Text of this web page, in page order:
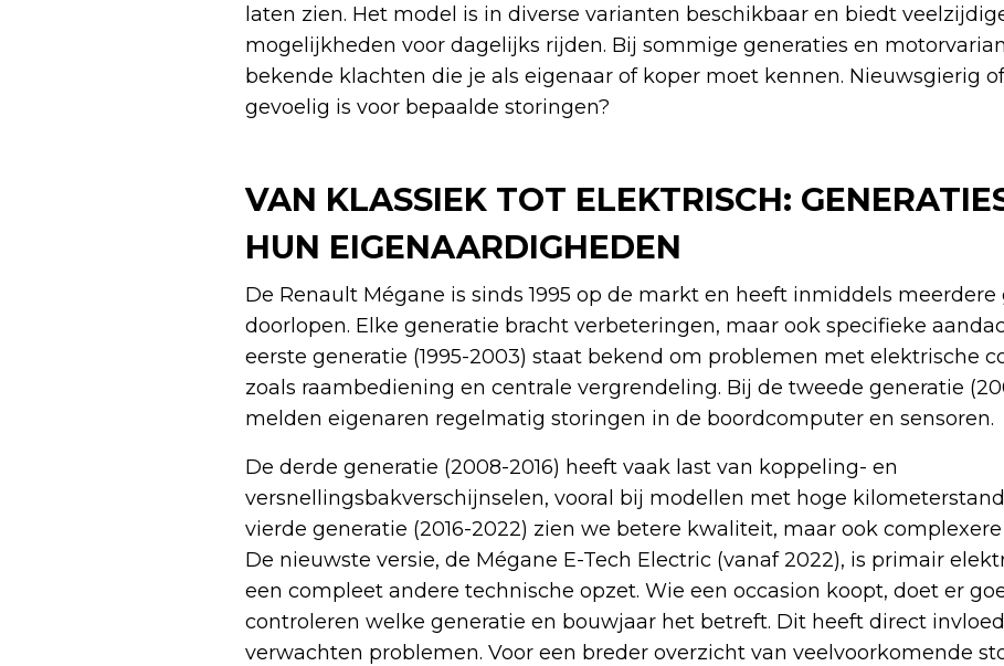
laten zien. Het model is in diverse varianten beschikbaar en biedt
mogelijkheden voor dagelijks rijden. Bij sommige generaties en
bekende klachten die je als eigenaar of koper moet kennen. Nieuwsgierig
gevoelig is voor bepaalde storingen?
VAN KLASSIEK TOT ELEKTRISCH:
HUN EIGENAARDIGHEDEN
De Renault Mégane is sinds 1995 op de markt en heeft inmiddels meerdere
doorlopen. Elke generatie bracht verbeteringen, maar ook specifieke
eerste generatie (1995-2003) staat bekend om problemen met elektrische
zoals raambediening en centrale vergrendeling. Bij de tweede generatie
melden eigenaren regelmatig storingen in de boordcomputer en sensoren.
De derde generatie (2008-2016) heeft vaak last van koppeling- en
versnellingsbakverschijnselen, vooral bij modellen met hoge
vierde generatie (2016-2022) zien we betere kwaliteit, maar ook
De nieuwste versie, de Mégane E-Tech Electric (vanaf 2022), is primair
een compleet andere technische opzet. Wie een occasion koopt, doet er
controleren welke generatie en bouwjaar het betreft. Dit heeft direct
verwachten problemen. Voor een breder overzicht van veelvoorkomende